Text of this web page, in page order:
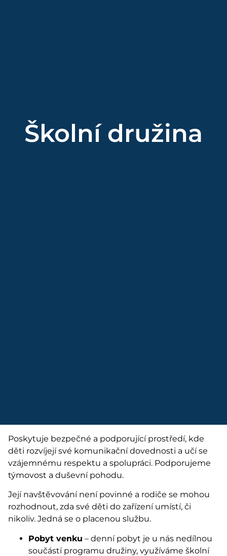
Školní družina
Poskytuje bezpečné a podporující prostředí, kde
děti rozvíjejí své komunikační dovednosti a učí se
vzájemnému respektu a spolupráci. Podporujeme
týmovost a duševní pohodu.
Její navštěvování není povinné a rodiče se mohou
rozhodnout, zda své děti do zařízení umístí, či
nikoliv. Jedná se o placenou službu.
Pobyt venku – denní pobyt je u nás nedílnou
součástí programu družiny, využíváme školní